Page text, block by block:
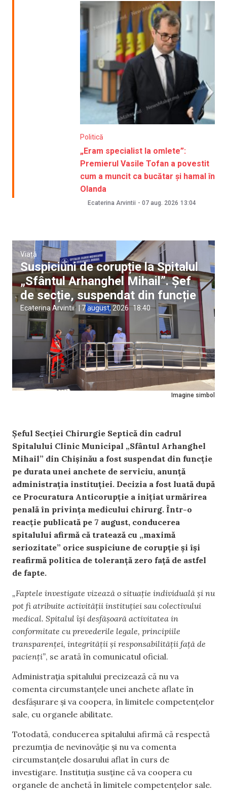
Politică
„Eram specialist la omlete”:
Premierul Vasile Tofan a povestit
cum a muncit ca bucătar și hamal în
Olanda
Ecaterina Arvintii - 07 aug. 2026 13:04
Imagine simbol
Viață
Suspiciuni de corupție la Spitalul
„Sfântul Arhanghel Mihail”. Șef
de secție, suspendat din funcție
Ecaterina Arvintii 7 august, 2026 18:40
Șeful Secției Chirurgie Septică din cadrul
Spitalului Clinic Municipal „Sfântul Arhanghel
Mihail” din Chișinău a fost suspendat din funcție
pe durata unei anchete de serviciu, anunță
administrația instituției. Decizia a fost luată după
ce Procuratura Anticorupție a inițiat urmărirea
penală în privința medicului chirurg. Într-o
reacție publicată pe 7 august, conducerea
spitalului afirmă că tratează cu „maximă
seriozitate” orice suspiciune de corupție și își
reafirmă politica de toleranță zero față de astfel
de fapte.
„Faptele investigate vizează o situație individuală și nu
pot fi atribuite activității instituției sau colectivului
medical. Spitalul își desfășoară activitatea in
conformitate cu prevederile legale, principiile
transparenței, integrității și responsabilității față de
pacienți”, se arată în comunicatul oficial.
Administrația spitalului precizează că nu va
comenta circumstanțele unei anchete aflate în
desfășurare și va coopera, în limitele competențelor
sale, cu organele abilitate.
Totodată, conducerea spitalului afirmă că respectă
prezumția de nevinovăție și nu va comenta
circumstanțele dosarului aflat în curs de
investigare. Instituția susține că va coopera cu
organele de anchetă în limitele competențelor sale.